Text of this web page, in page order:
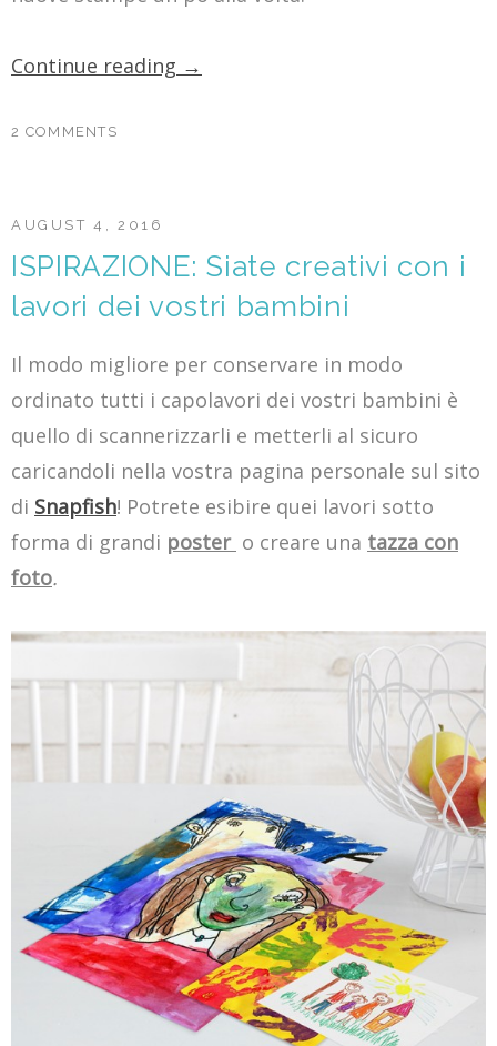
Continue reading →
2 COMMENTS
ISPIRAZIONE: Siate creativi con i
lavori dei vostri bambini
AUGUST 4, 2016
Il modo migliore per conservare in modo
ordinato tutti i capolavori dei vostri bambini è
quello di scannerizzarli e metterli al sicuro
caricandoli nella vostra pagina personale sul sito
di Snapfish! Potrete esibire quei lavori sotto
forma di grandi poster o creare una tazza con
foto.